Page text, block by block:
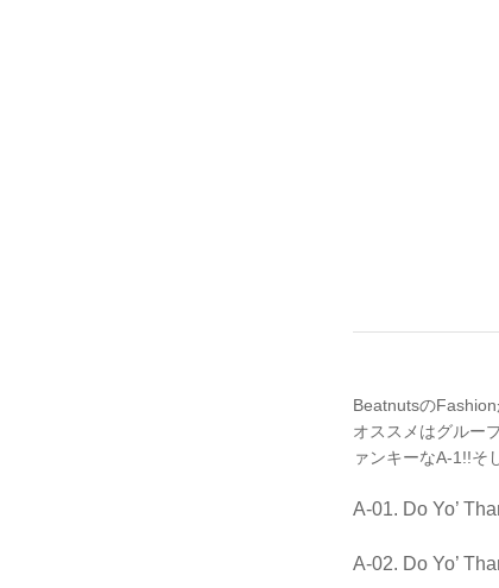
Beatnutsの
オススメはグルー
ァンキーなA-1!!そ
A-01. Do Yo’
A-02. Do Yo’